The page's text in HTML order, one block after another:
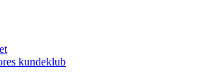
kundeklub